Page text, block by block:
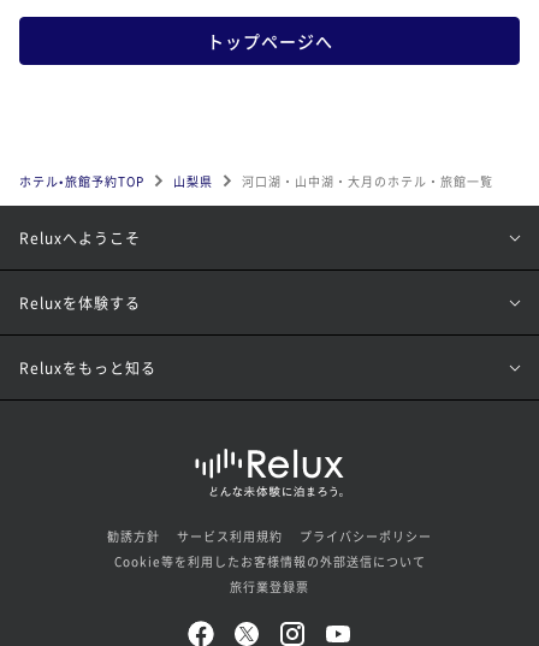
トップページへ
ホテル•旅館予約TOP 山梨県 河口湖・山中湖・大月のホテル・旅館一覧
Reluxへようこそ
Reluxを体験する
Reluxをもっと知る
勧誘方針 サービス利用規約
プライバシーポリシー
Cookie等を利用したお客様情報の外部送信について
旅行業登録票